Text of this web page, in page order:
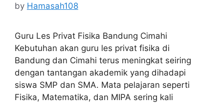
by Hamasah108
Guru Les Privat Fisika Bandung Cimahi
Kebutuhan akan guru les privat fisika di
Bandung dan Cimahi terus meningkat seiring
dengan tantangan akademik yang dihadapi
siswa SMP dan SMA. Mata pelajaran seperti
Fisika, Matematika, dan MIPA sering kali